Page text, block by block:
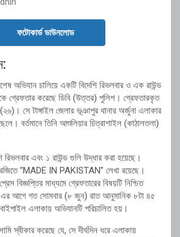
ফটোকার্ড ডাউনলোড
অভিযান চালিয়ে একটি বিদেশি রিভলবার ও এক রাউন্ড
গ্রেফতার করেছে ডিবি (উত্তর) পুলিশ। গ্রেফতারকৃত
সে টাঙ্গাইল জেলার ভূঞাপুর থানার অর্জুনা এলাকার
বর্তমানে তিনি আশুলিয়ার চিত্রাশাইল (কাঠালতলা)
রিভলবার এবং ১ রাউন্ড গুলি উদ্ধার করা হয়েছে।
“MADE IN PAKISTAN” লেখা রয়েছে।
বিজ্ঞপ্তির মাধ্যমে গ্রেফতারের বিষয়টি নিশ্চিত
এর আগে গত সোমবার (৮ জুন) রাত আনুমানিক ৮টা ৪৫
এলাকায় অভিযানটি পরিচালিত হয়।
স্বীকার করেছে যে, সে দীর্ঘদিন ধরে এলাকায়